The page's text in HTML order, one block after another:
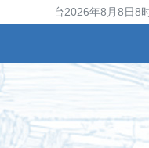
晋县气象台2026年8月8日8